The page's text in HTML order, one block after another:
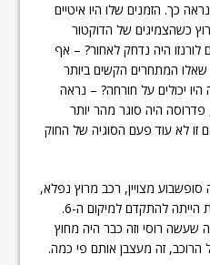
כך. הזמנים שלו היו איטיים
כשהצמיגים של הדוקטור
לורנזו היה נדחק לאחור? – אף
המתחרים הקשים ביותר
היו יכולים על חורחה? – נראה
היה סוגר מהר יותר
זו לא עוד פעם הסוגיה של החוק
מצויין, רכב מרוץ נפלא,
עקף וטיפס כשהמטרה הראשונית הייתה להתקדם למיקום ה-6.
שעשה רוסי וזה כבר היה מחוץ
הרוכב, זה מעצבן אותם פי כמה.